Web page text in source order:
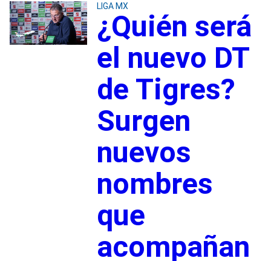
LIGA MX
¿Quién será
el nuevo DT
de Tigres?
Surgen
nuevos
nombres
que
acompañan